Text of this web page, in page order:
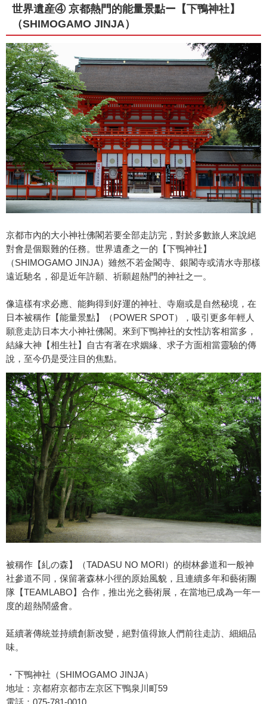
世界遺産④ 京都熱門的能量景點ー【下鴨神社】
（SHIMOGAMO JINJA）
京都市內的大小神社佛閣若要全部走訪完，對於多數旅人來說絕
對會是個艱難的任務。世界遺產之一的【下鴨神社】
（SHIMOGAMO JINJA）雖然不若金閣寺、銀閣寺或清水寺那樣
遠近馳名，卻是近年許願、祈願超熱門的神社之一。
像這樣有求必應、能夠得到好運的神社、寺廟或是自然秘境，在
日本被稱作【能量景點】（POWER SPOT），吸引更多年輕人
願意走訪日本大小神社佛閣。來到下鴨神社的女性訪客相當多，
結緣大神【相生社】自古有著在求姻緣、求子方面相當靈驗的傳
說，至今仍是受注目的焦點。
被稱作【糺の森】（TADASU NO MORI）的樹林參道和一般神
社參道不同，保留著森林小徑的原始風貌，且連續多年和藝術團
隊【TEAMLABO】合作，推出光之藝術展，在當地已成為一年一
度的超熱鬧盛會。
延續著傳統並持續創新改變，絕對值得旅人們前往走訪、細細品
味。
・下鴨神社（SHIMOGAMO JINJA）
地址：京都府京都市左京区下鴨泉川町59
電話：075-781-0010